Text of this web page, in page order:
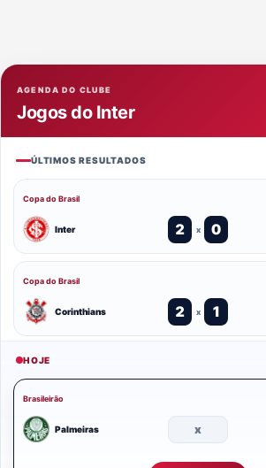
AGENDA DO CLUBE
Jogos do Inter
ÚLTIMOS RESULTADOS
Copa do Brasil
Inter 2 x 0
Copa do Brasil
Corinthians 2 x 1
HOJE
Brasileirão
Palmeiras x